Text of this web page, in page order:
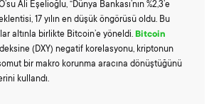
Ali Eşelioğlu, “Dünya Bankası’nın %2,3’e
17 yılın en düşük öngörüsü oldu. Bu
altınla birlikte Bitcoin’e yöneldi. Bitcoin
(DXY) negatif korelasyonu, kriptonun
bir makro korunma aracına dönüştüğünü
kullandı.